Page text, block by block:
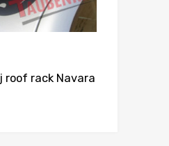
roof rack Navara